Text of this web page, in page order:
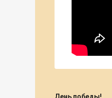
День победы!